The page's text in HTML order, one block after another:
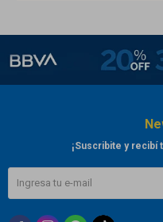
¡Suscribite y recibí